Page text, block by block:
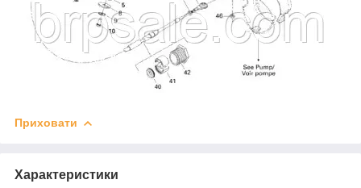
Приховати
Характеристики